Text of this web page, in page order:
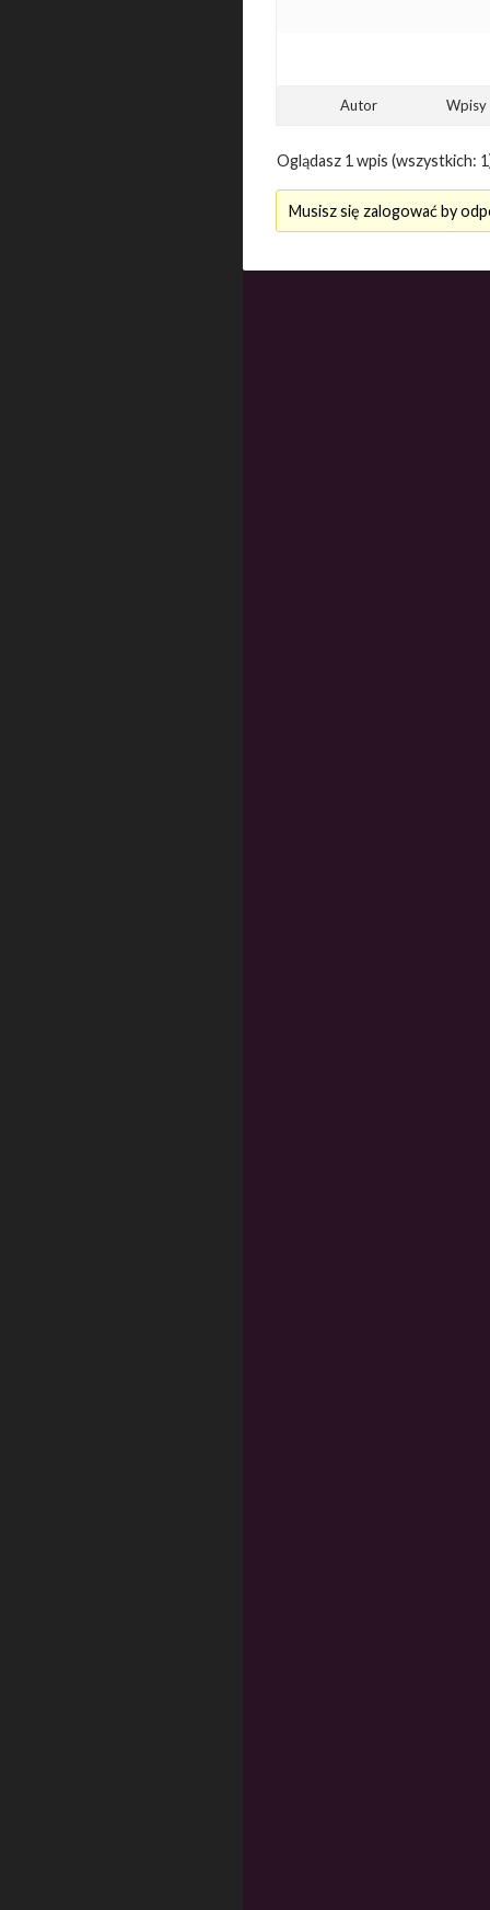
Autor Wpisy
Oglądasz 1 wpis (wszystkich:
Musisz się zalogować by